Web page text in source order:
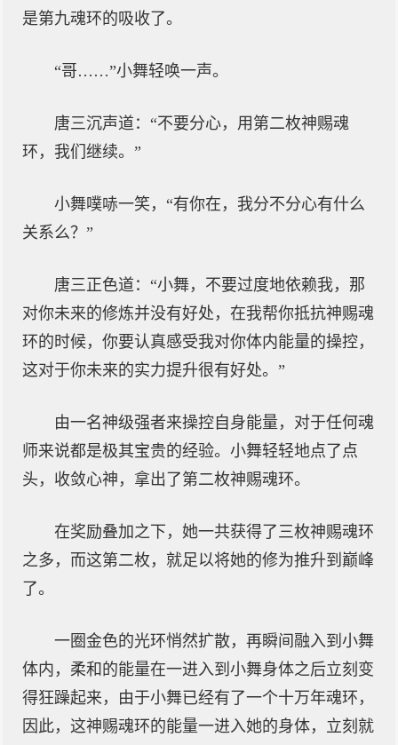
是第九魂环的吸收了。
“哥……”小舞轻唤一声。
唐三沉声道：“不要分心，用第二枚神赐魂
环，我们继续。”
小舞噗哧一笑，“有你在，我分不分心有什么
关系么？”
唐三正色道：“小舞，不要过度地依赖我，那
对你未来的修炼并没有好处，在我帮你抵抗神赐魂
环的时候，你要认真感受我对你体内能量的操控，
这对于你未来的实力提升很有好处。”
由一名神级强者来操控自身能量，对于任何魂
师来说都是极其宝贵的经验。小舞轻轻地点了点
头，收敛心神，拿出了第二枚神赐魂环。
在奖励叠加之下，她一共获得了三枚神赐魂环
之多，而这第二枚，就足以将她的修为推升到巅峰
了。
一圈金色的光环悄然扩散，再瞬间融入到小舞
体内，柔和的能量在一进入到小舞身体之后立刻变
得狂躁起来，由于小舞已经有了一个十万年魂环，
因此，这神赐魂环的能量一进入她的身体，立刻就